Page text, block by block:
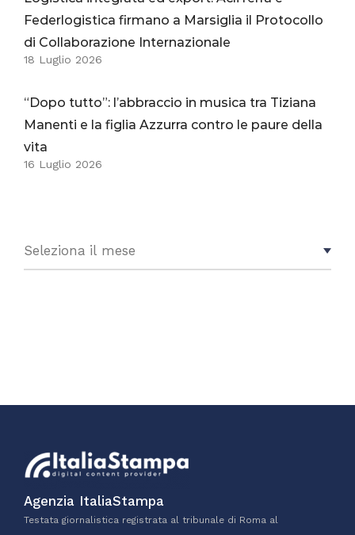
Federlogistica firmano a Marsiglia il Protocollo
di Collaborazione Internazionale
18 Luglio 2026
“Dopo tutto”: l’abbraccio in musica tra Tiziana
Manenti e la figlia Azzurra contro le paure della
vita
16 Luglio 2026
Agenzia ItaliaStampa
Testata giornalistica registrata al tribunale di Roma al